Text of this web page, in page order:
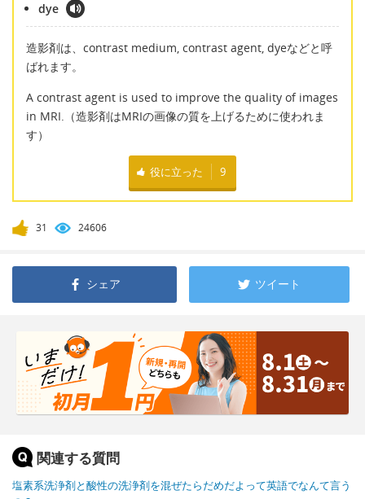
dye
造影剤は、contrast medium, contrast agent, dyeなどと呼
ばれます。
A contrast agent is used to improve the quality of images
in MRI.（造影剤はMRIの画像の質を上げるために使われま
す）
役に立った 9
31 24606
シェア ツイート
関連する質問
塩素系洗浄剤と酸性の洗浄剤を混ぜたらだめだよって英語でなんて言う